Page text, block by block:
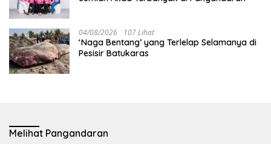
04/08/2026 107 Lihat
‘Naga Bentang’ yang Terlelap Selamanya di
Pesisir Batukaras
Melihat Pangandaran